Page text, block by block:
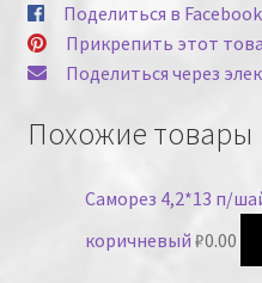
Поделиться в Facebook
Прикрепить этот
Поделиться через
Похожие товары
Саморез 4,2*13 п/
коричневый ₽0.00